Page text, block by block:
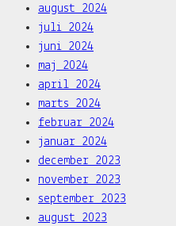
august 2024
juli 2024
juni 2024
maj 2024
april 2024
marts 2024
februar 2024
januar 2024
december 2023
november 2023
september 2023
august 2023